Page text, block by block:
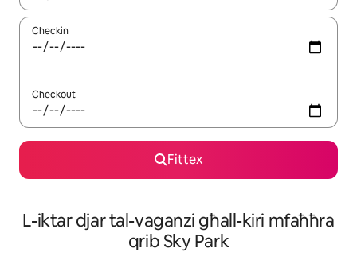
Checkin
Checkout
Fittex
L-iktar djar tal-vaganzi għall-kiri mfaħħra
qrib Sky Park